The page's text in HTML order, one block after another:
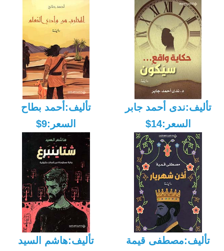
تأليف:ندى أحمد جابر
السعر:14$
تأليف:أحمد بطاح
السعر:9$
تأليف:مصطفى قيمة
تأليف:هاشم السيد